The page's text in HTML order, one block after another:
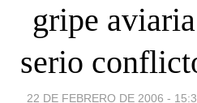
gripe
serio
22 DE FEBRERO DE 2006 -